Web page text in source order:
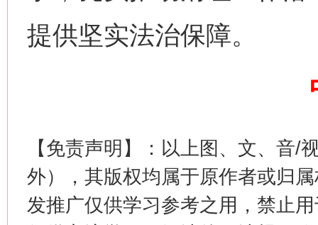
提供坚实法治保障。
【免责声明】：以上图、文、音/
外），其版权均属于原作者或归
发推广仅供学习参考之用，禁止